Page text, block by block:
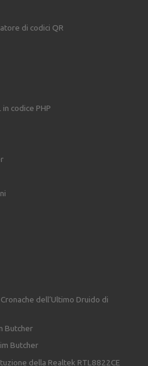
di codici QR
in codice PHP
dell’Ultimo Druido di
Butcher
Butcher
della Realtek RTL8822CE